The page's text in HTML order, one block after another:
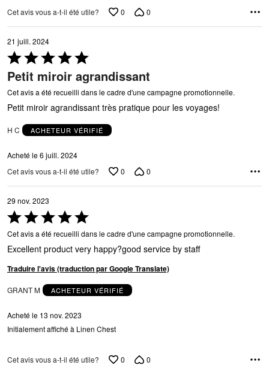
Cet avis vous a-t-il été utile? 0 0
21 juill. 2024
Coté
5 sur
5
Petit miroir agrandissant
Cet avis a été recueilli dans le cadre d'une campagne promotionnelle.
Petit miroir agrandissant très pratique pour les voyages!
H C ACHETEUR VÉRIFIÉ
Acheté le 6 juill. 2024
Cet avis vous a-t-il été utile?
0 0
29 nov. 2023
Coté
5 sur
5
Cet avis a été recueilli dans le cadre d'une campagne promotionnelle.
Excellent product very happy?good service by staff
Traduire l'avis (traduction par Google Translate)
GRANT M ACHETEUR VÉRIFIÉ
Acheté le 13 nov. 2023
Initialement affiché à Linen Chest
Cet avis vous a-t-il été utile? 0 0